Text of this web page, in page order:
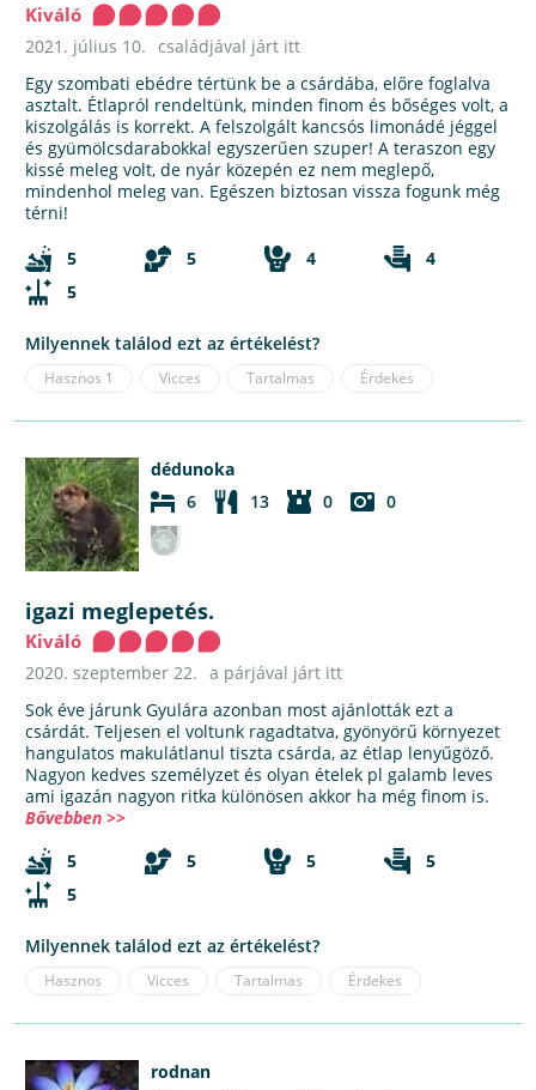
Kiváló
2021. július 10.
családjával járt itt
Egy szombati ebédre tértünk be a csárdába, előre foglalva
asztalt. Étlapról rendeltünk, minden finom és bőséges volt, a
kiszolgálás is korrekt. A felszolgált kancsós limonádé jéggel
és gyümölcsdarabokkal egyszerűen szuper! A teraszon egy
kissé meleg volt, de nyár közepén ez nem meglepő,
mindenhol meleg van. Egészen biztosan vissza fogunk még
térni!
5
5 4
4
5
Milyennek találod ezt az értékelést?
Hasznos 1 Vicces Tartalmas Érdekes
dédunoka
6
13 0 0
igazi meglepetés.
Kiváló
2020. szeptember 22. a párjával járt itt
Sok éve járunk Gyulára azonban most ajánlották ezt a
csárdát. Teljesen el voltunk ragadtatva, gyönyörű környezet
hangulatos makulátlanul tiszta csárda, az étlap lenyűgöző.
Nagyon kedves személyzet és olyan ételek pl galamb leves
ami igazán nagyon ritka különösen akkor ha még finom is.
Bővebben >>
5
5 5
5
5
Milyennek találod ezt az értékelést?
Hasznos Vicces Tartalmas Érdekes
rodnan